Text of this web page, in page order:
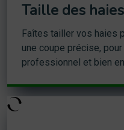
Taille des haies
Faîtes tailler vos haies
une coupe précise,
professionnel et bien